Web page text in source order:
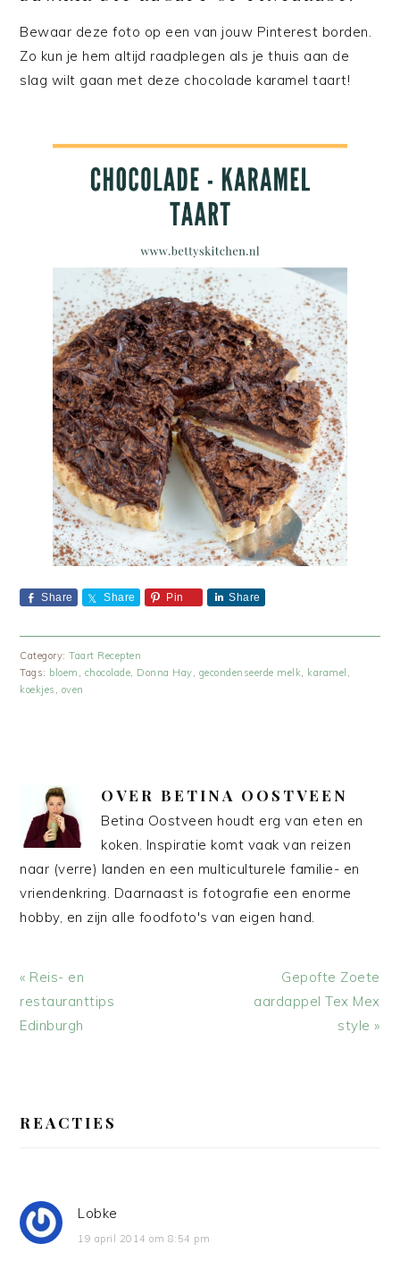
Bewaar deze foto op een van jouw Pinterest borden.
Zo kun je hem altijd raadplegen als je thuis aan de
slag wilt gaan met deze chocolade karamel taart!
Share Share Pin Share
Category:Taart Recepten
Tags: bloem , chocolade, Donna Hay, gecondenseerde melk, karamel ,
koekjes , oven
OVERBETINA OOSTVEEN
Betina Oostveen houdt erg van eten en
koken. Inspiratie komt vaak van reizen
naar (verre) landen en een multiculturele familie- en
vriendenkring. Daarnaast is fotografie een enorme
hobby, en zijn alle foodfoto's van eigen hand.
Vorig
bericht:
« Reis- en
restauranttips
Edinburgh
Volgend
bericht:
Gepofte Zoete
aardappel Tex Mex
style »
INTERACTIES
REACTIES
Lobke
19 april 2014 om 8:54 pm